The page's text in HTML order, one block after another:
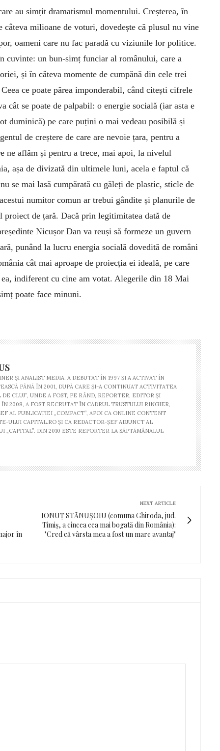
au simțit dramatismul momentului. Creșterea, în
câteva milioane de voturi, dovedește că plusul nu vine
oameni care nu fac paradă cu viziunile lor politice.
cuvinte: un bun-simț funciar al românului, care a
și în câteva momente de cumpănă din cele trei
ce poate părea imponderabil, când citești cifrele
cât se poate de palpabil: o energie socială (iar asta e
duminică) pe care puțini o mai vedeau posibilă și
de creștere de care are nevoie țara, pentru a
ne aflăm și pentru a trece, mai apoi, la nivelul
așa de divizată din ultimele luni, acela e faptul că
se mai lasă cumpărată cu găleți de plastic, sticle de
numitor comun ar trebui gândite și planurile de
de țară. Dacă prin legitimitatea dată de
Nicușor Dan va reuși să formeze un guvern
punând la lucru energia socială dovedită de români
cât mai aproape de proiecția ei ideală, pe care
indiferent cu cine am votat. Alegerile din 18 Mai
poate face minuni.
ŞI ANALIST MEDIA. A DEBUTAT ÎN 1997 ŞI A ACTIVAT ÎN
PÂNĂ ÎN 2001, DUPĂ CARE ŞI-A CONTINUAT ACTIVITATEA
CLUJ”, UNDE A FOST, PE RÂND, REPORTER, EDITOR ŞI
ÎN 2008, A FOST RECRUTAT ÎN CADRUL TRUSTULUI RINGIER,
AL PUBLICAŢIEI „COMPACT”, APOI CA ONLINE CONTENT
ULUI CAPITAL.RO ŞI CA REDACTOR-ŞEF ADJUNCT AL
„CAPITAL”. DIN 2010 ESTE REPORTER LA SĂPTĂMÂNALUL
în
NEXT ARTICLE
IONUȚ STĂNUȘOIU (comuna Ghiroda, jud.
Timiș, a cincea cea mai bogată din România):
"Cred că vârsta mea a fost un mare avantaj"